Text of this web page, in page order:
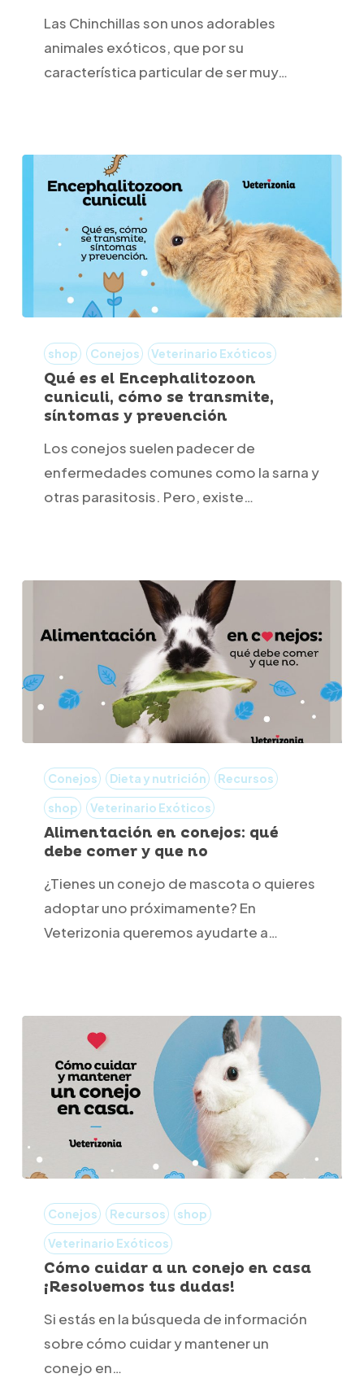
comer?
Las Chinchillas son unos adorables
animales exóticos, que por su
característica particular de ser muy…
Encephalitozoon
cuniculi,
cómo
transmite,
shop Conejos Veterinario Exóticos
Qué es el Encephalitozoon
cuniculi, cómo se transmite,
síntomas y prevención
Los conejos suelen padecer de
enfermedades comunes como la sarna y
otras parasitosis. Pero, existe…
conejos:
qué
debe
comer
que
Conejos Dieta y nutrición
Recursos
shop
Veterinario Exóticos
Alimentación en conejos: qué
debe comer y que no
¿Tienes un conejo de mascota o quieres
adoptar uno próximamente? En
Veterizonia queremos ayudarte a…
cuidar
conejo
¡Resolvemos
Conejos Recursos
shop
Veterinario Exóticos
Cómo cuidar a un conejo en casa
¡Resolvemos tus dudas!
Si estás en la búsqueda de información
sobre cómo cuidar y mantener un
conejo en…